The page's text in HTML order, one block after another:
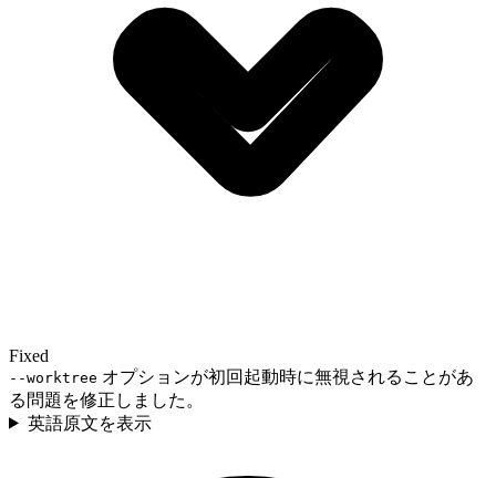
Fixed
--worktree オプションが初回起動時に無視されることがあ
る問題を修正しました。
英語原文を表示